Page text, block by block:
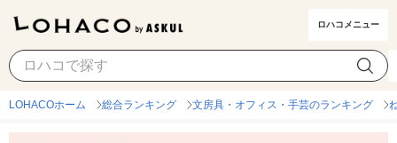
ロハコメニュー
リベット カテゴリ選択
LOHACOホーム 総合ランキング 文房具・オフィス・手芸のランキング